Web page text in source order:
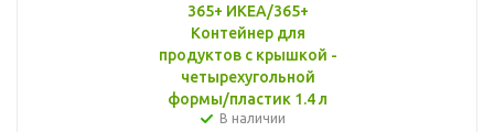
365+ ИКЕА/365+
Контейнер для
продуктов с крышкой -
четырехугольной
формы/пластик 1.4 л
В наличии